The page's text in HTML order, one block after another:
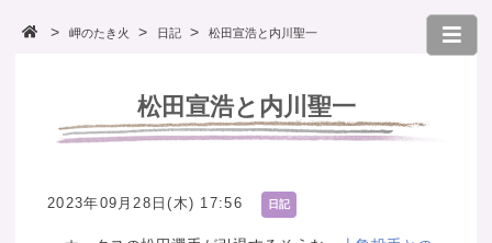
岬のたき火 日記 松田宣浩と内川聖一
松田宣浩と内川聖一
2023年09月28日(木) 17:56 日記